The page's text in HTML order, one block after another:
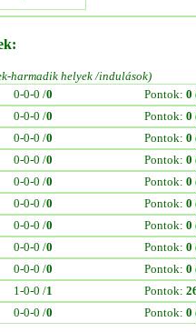
harmadik helyek /indulások)
0-0-0 /0 Pontok: 0
0-0-0 /0 Pontok: 0
0-0-0 /0 Pontok: 0
0-0-0 /0 Pontok: 0
0-0-0 /0 Pontok: 0
0-0-0 /0 Pontok: 0
0-0-0 /0 Pontok: 0
0-0-0 /0 Pontok: 0
0-0-0 /0 Pontok: 0
1-0-0 /1 Pontok:
0-0-0 /0 Pontok: 0